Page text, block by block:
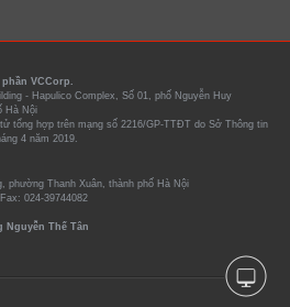
VCCorp.
- Hapulico Complex, Số 01, phố Nguyễn Huy
Hà Nội
tổng hợp trên mạng số 2216/GP-TTĐT do Sở Thông tin
4 năm 2019.
phường Thanh Xuân, thành phố Hà Nội
024-39744082
Nguyễn Thế Tân